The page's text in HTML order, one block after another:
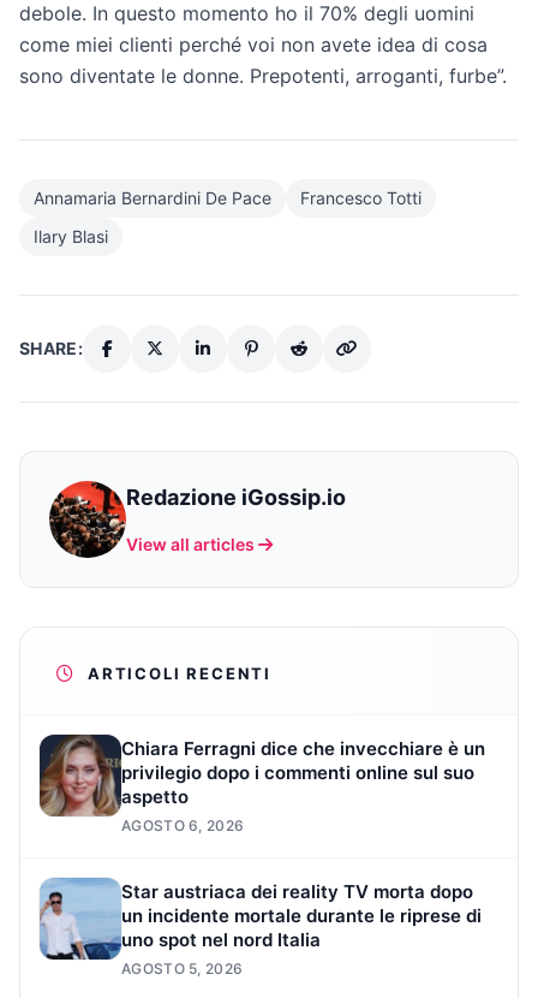
debole. In questo momento ho il 70% degli uomini
come miei clienti perché voi non avete idea di cosa
sono diventate le donne. Prepotenti, arroganti, furbe”.
Annamaria Bernardini De Pace
Francesco Totti
Ilary Blasi
SHARE:
Redazione iGossip.io
View all articles
ARTICOLI RECENTI
Chiara Ferragni dice che invecchiare è un
privilegio dopo i commenti online sul suo
aspetto
AGOSTO 6, 2026
Star austriaca dei reality TV morta dopo
un incidente mortale durante le riprese di
uno spot nel nord Italia
AGOSTO 5, 2026